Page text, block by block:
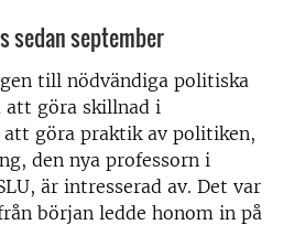
sedan september
till nödvändiga politiska
att göra skillnad i
göra praktik av politiken,
den nya professorn i
är intresserad av. Det var
början ledde honom in på